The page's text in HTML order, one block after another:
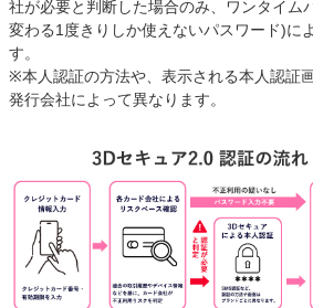
社が必要と判断した場合のみ、ワンタイム
変わる1度きりしか使えないパスワード)に
す。
※本人認証の方法や、表示される本人認証
発行会社によって異なります。